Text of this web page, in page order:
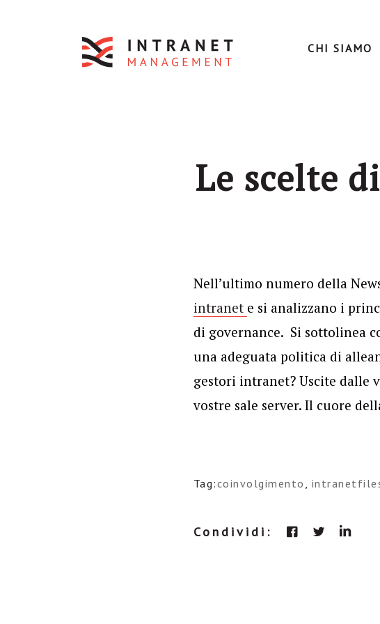
CHI SIAMO
Le scelte
Nell’ultimo numero della
intranet e si analizzano i
di governance. Si sottolinea
una adeguata politica di
gestori intranet? Uscite dalle
vostre sale server. Il cuore
Tag:coinvolgimento ,
Condividi: